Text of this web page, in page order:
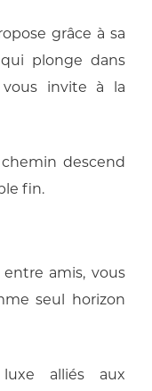
grâce à sa
plonge dans
invite à la
descend
fin.
amis, vous
seul horizon
alliés aux